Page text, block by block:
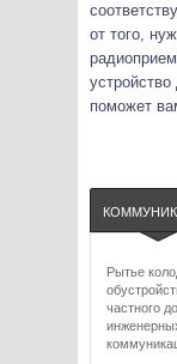
от того,
поможет
Рытье
частного